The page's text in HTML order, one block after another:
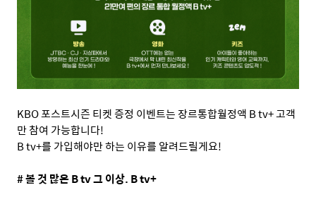
KBO포스트시즌 티켓 증정 이벤트는 장르통합월정액 B tv+고객
만 참여 가능합니다!
B tv+를 가입해야만 하는 이유를 알려드릴게요!
#볼 것 많은B tv그 이상. B tv+